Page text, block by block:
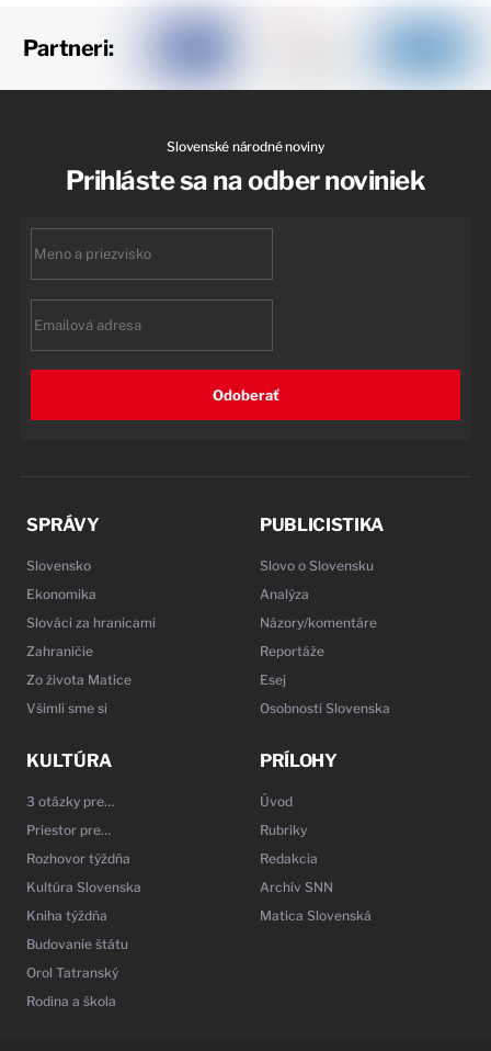
Partneri:
Slovenské národné noviny
Prihláste sa na odber noviniek
Odoberať
SPRÁVY
Slovensko
Ekonomika
Slováci za hranicami
Zahraničie
Zo života Matice
Všimli sme si
PUBLICISTIKA
Slovo o Slovensku
Analýza
Názory/komentáre
Reportáže
Esej
Osobnosti Slovenska
KULTÚRA
3 otázky pre…
Priestor pre…
Rozhovor týždňa
Kultúra Slovenska
Kniha týždňa
Budovanie štátu
Orol Tatranský
Rodina a škola
PRÍLOHY
Úvod
Rubriky
Redakcia
Archív SNN
Matica Slovenská